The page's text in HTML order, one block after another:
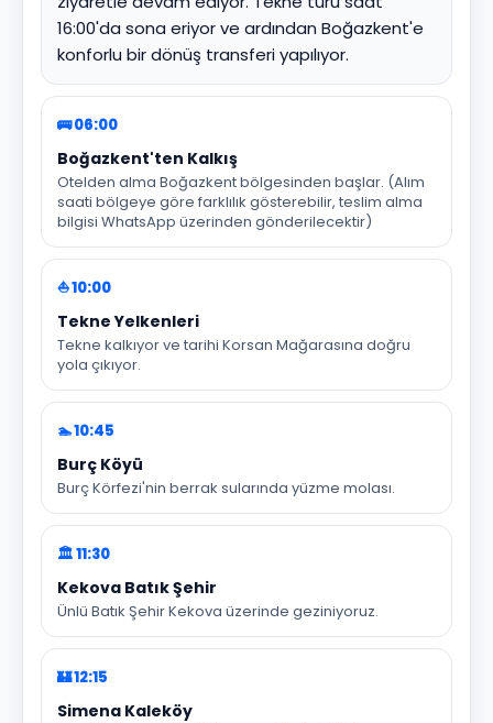
16:00'da sona eriyor ve ardından Boğazkent'e
konforlu bir dönüş transferi yapılıyor.
🚌 06:00
Boğazkent'ten Kalkış
Otelden alma Boğazkent bölgesinden başlar. (Alım
saati bölgeye göre farklılık gösterebilir, teslim alma
bilgisi WhatsApp üzerinden gönderilecektir)
⛵ 10:00
Tekne Yelkenleri
Tekne kalkıyor ve tarihi Korsan Mağarasına doğru
yola çıkıyor.
🏊 10:45
Burç Köyü
Burç Körfezi'nin berrak sularında yüzme molası.
🏛️ 11:30
Kekova Batık Şehir
Ünlü Batık Şehir Kekova üzerinde geziniyoruz.
🏰 12:15
Simena Kaleköy